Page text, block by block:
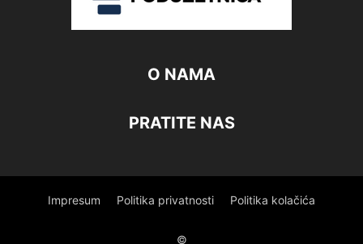
O NAMA
PRATITE NAS
Impresum Politika privatnosti Politika kolačića
©